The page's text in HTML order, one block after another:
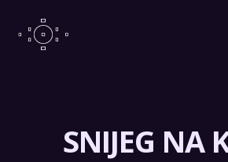
SNIJEG NA